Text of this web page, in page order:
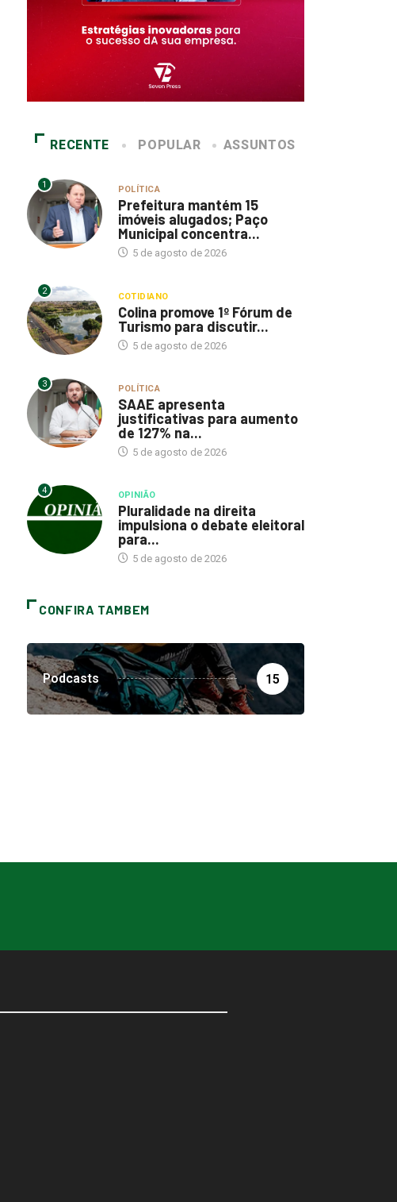
RECENTE POPULAR ASSUNTOS
1 POLÍTICA
Prefeitura mantém 15
imóveis alugados; Paço
Municipal concentra...
5 de agosto de 2026
2 COTIDIANO
Colina promove 1º Fórum de
Turismo para discutir...
5 de agosto de 2026
3 POLÍTICA
SAAE apresenta
justificativas para aumento
de 127% na...
5 de agosto de 2026
4 OPINIÃO
Pluralidade na direita
impulsiona o debate eleitoral
para...
5 de agosto de 2026
CONFIRA TAMBEM
Podcasts 15